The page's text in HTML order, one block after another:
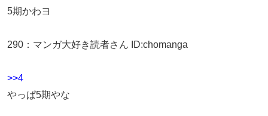
5期かわヨ
290 ： マンガ大好き読者さん ID:chomanga
>>4
やっぱ5期やな